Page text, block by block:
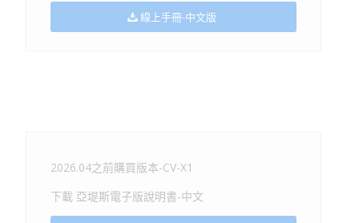
線上手冊-中文版
2026.04之前購買版本-CV-X1
下載 亞堤斯電子版說明書-中文